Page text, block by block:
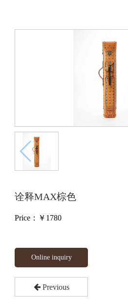
诠释MAX棕色
Price：￥ 1780
Online inquiry
Previous